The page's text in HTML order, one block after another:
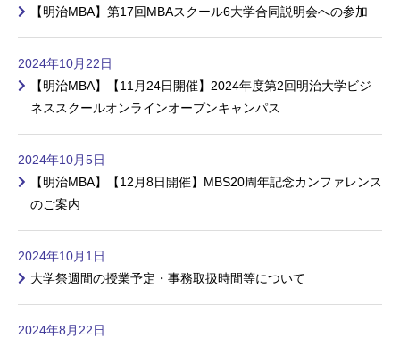
【明治MBA】第17回MBAスクール6大学合同説明会への参加
2024年10月22日
【明治MBA】【11月24日開催】2024年度第2回明治大学ビジ
ネススクールオンラインオープンキャンパス
2024年10月5日
【明治MBA】【12月8日開催】MBS20周年記念カンファレンス
のご案内
2024年10月1日
大学祭週間の授業予定・事務取扱時間等について
2024年8月22日